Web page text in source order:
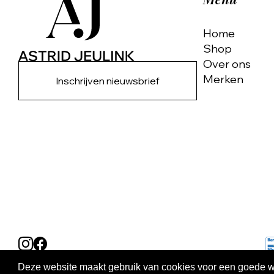
Deze website maakt gebruik van cookies voor een goede
Inschrijven nieuwsbrief
Home
Shop
Over ons
Merken